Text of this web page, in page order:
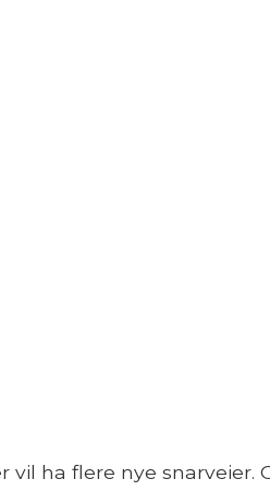
vil ha flere nye snarveier.